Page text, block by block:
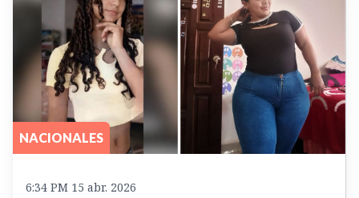
NACIONALES
6:34 PM 15 abr. 2026